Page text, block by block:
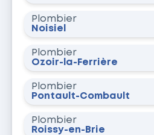
Plombier
Noisiel
Plombier
Ozoir-la-Ferrière
Plombier
Pontault-Combault
Plombier
Roissy-en-Brie